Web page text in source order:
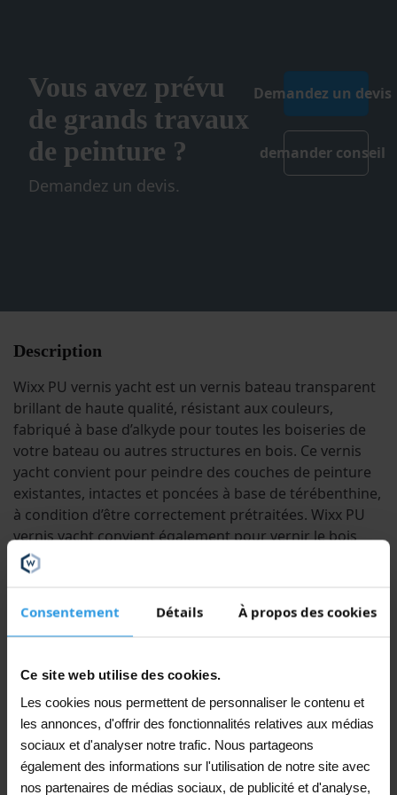
Consentement Détails À propos des cookies
Ce site web utilise des cookies.
Les cookies nous permettent de personnaliser le contenu et
les annonces, d'offrir des fonctionnalités relatives aux médias
sociaux et d'analyser notre trafic. Nous partageons
également des informations sur l'utilisation de notre site avec
nos partenaires de médias sociaux, de publicité et d'analyse,
Vous avez prévu
de grands travaux
de peinture ?
Demandez un devis.
Demandez un devis
demander conseil
Description
Wixx PU vernis yacht est un vernis bateau transparent
brillant de haute qualité, résistant aux couleurs,
fabriqué à base d’alkyde pour toutes les boiseries de
votre bateau ou autres structures en bois. Ce vernis
yacht convient pour peindre des couches de peinture
existantes, intactes et poncées à base de térébenthine,
à condition d’être correctement prétraitées. Wixx PU
vernis yacht convient également pour vernir le bois
neuf.
Propriétés :
Convient pour les applications extérieures
Résistant aux UV
Conservation de la brillance durable
Excellentes propriétés d’écoulement